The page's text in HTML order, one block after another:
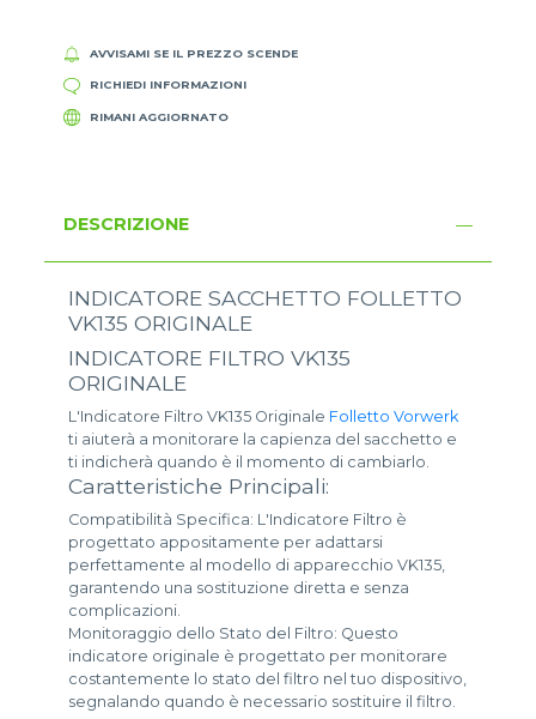
AVVISAMI SE IL PREZZO SCENDE
RICHIEDI INFORMAZIONI
RIMANI AGGIORNATO
DESCRIZIONE
INDICATORE SACCHETTO FOLLETTO
VK135 ORIGINALE
INDICATORE FILTRO VK135
ORIGINALE
L'Indicatore Filtro VK135 Originale Folletto Vorwerk
ti aiuterà a monitorare la capienza del sacchetto e
ti indicherà quando è il momento di cambiarlo.
Caratteristiche Principali:
Compatibilità Specifica: L'Indicatore Filtro è
progettato appositamente per adattarsi
perfettamente al modello di apparecchio VK135,
garantendo una sostituzione diretta e senza
complicazioni.
Monitoraggio dello Stato del Filtro: Questo
indicatore originale è progettato per monitorare
costantemente lo stato del filtro nel tuo dispositivo,
segnalando quando è necessario sostituire il filtro.